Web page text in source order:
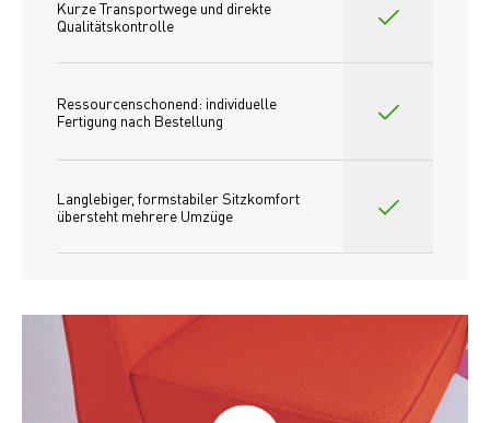
Kurze Transportwege und direkte
Qualitätskontrolle
Ressourcenschonend: individuelle
Fertigung nach Bestellung
Langlebiger, formstabiler Sitzkomfort
übersteht mehrere Umzüge